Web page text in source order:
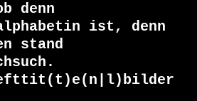
denn
stand